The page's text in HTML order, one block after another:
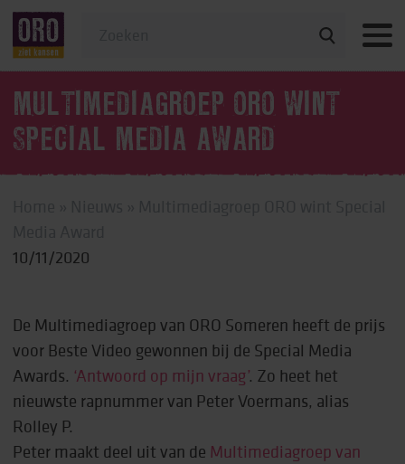
Veelgestelde vragen
MULTIMEDIAGROEP ORO WINT
SPECIAL MEDIA AWARD
10/11/2020
De Multimediagroep van ORO Someren heeft de prijs
voor Beste Video gewonnen bij de Special Media
Awards. ‘Antwoord op mijn vraag’. Zo heet het
nieuwste rapnummer van Peter Voermans, alias
Rolley P.
Peter maakt deel uit van de Multimediagroep van